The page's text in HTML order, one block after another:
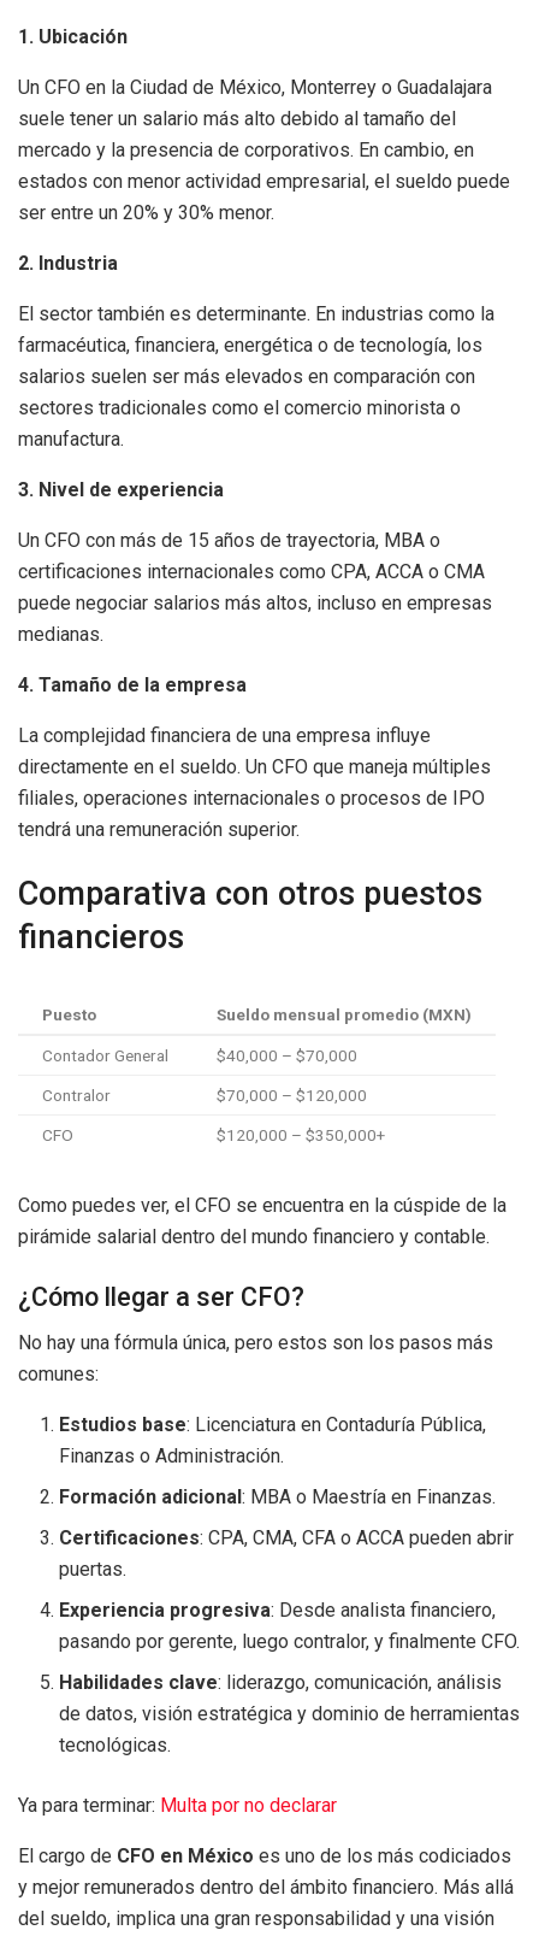
1. Ubicación
Un CFO en la Ciudad de México, Monterrey o Guadalajara
suele tener un salario más alto debido al tamaño del
mercado y la presencia de corporativos. En cambio, en
estados con menor actividad empresarial, el sueldo puede
ser entre un 20% y 30% menor.
2. Industria
El sector también es determinante. En industrias como la
farmacéutica, financiera, energética o de tecnología, los
salarios suelen ser más elevados en comparación con
sectores tradicionales como el comercio minorista o
manufactura.
3. Nivel de experiencia
Un CFO con más de 15 años de trayectoria, MBA o
certificaciones internacionales como CPA, ACCA o CMA
puede negociar salarios más altos, incluso en empresas
medianas.
4. Tamaño de la empresa
La complejidad financiera de una empresa influye
directamente en el sueldo. Un CFO que maneja múltiples
filiales, operaciones internacionales o procesos de IPO
tendrá una remuneración superior.
Comparativa con otros puestos
financieros
Puesto Sueldo mensual promedio (MXN)
Contador General $40,000 – $70,000
Contralor $70,000 – $120,000
CFO $120,000 – $350,000+
Como puedes ver, el CFO se encuentra en la cúspide de la
pirámide salarial dentro del mundo financiero y contable.
¿Cómo llegar a ser CFO?
No hay una fórmula única, pero estos son los pasos más
comunes:
Estudios base: Licenciatura en Contaduría Pública,
Finanzas o Administración.
Formación adicional: MBA o Maestría en Finanzas.
Certificaciones: CPA, CMA, CFA o ACCA pueden abrir
puertas.
Experiencia progresiva: Desde analista financiero,
pasando por gerente, luego contralor, y finalmente CFO.
Habilidades clave: liderazgo, comunicación, análisis
de datos, visión estratégica y dominio de herramientas
tecnológicas.
Ya para terminar: Multa por no declarar
El cargo de CFO en México es uno de los más codiciados
y mejor remunerados dentro del ámbito financiero. Más allá
del sueldo, implica una gran responsabilidad y una visión